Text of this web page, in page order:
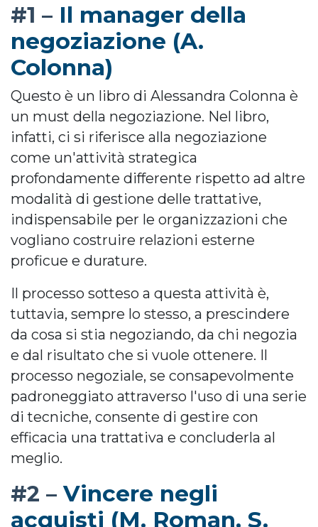
#1 – Il manager della
negoziazione (A.
Colonna)
Questo è un libro di Alessandra Colonna è
un must della negoziazione. Nel libro,
infatti, ci si riferisce alla negoziazione
come un'attività strategica
profondamente differente rispetto ad altre
modalità di gestione delle trattative,
indispensabile per le organizzazioni che
vogliano costruire relazioni esterne
proficue e durature.
Il processo sotteso a questa attività è,
tuttavia, sempre lo stesso, a prescindere
da cosa si stia negoziando, da chi negozia
e dal risultato che si vuole ottenere. Il
processo negoziale, se consapevolmente
padroneggiato attraverso l'uso di una serie
di tecniche, consente di gestire con
efficacia una trattativa e concluderla al
meglio.
#2 – Vincere negli
acquisti (M. Roman, S.